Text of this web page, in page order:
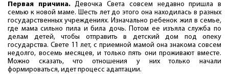
Первая причина.Девочка Света совсем недавно пришла в
семью к новой маме. Шесть лет до этого она находилась в разных
государственных учреждениях. Изначально ребенок жил в семье,
где мама сильно пила и била дочь. Потом ее изъяла служба по
делам детей, чтобы отправить в детский дом под опеку
государства. Свете 11 лет, с приемной мамой она знакома совсем
недолго, восемь месяцев, и только пять они проживают вместе.
Можно сказать, что отношения у них только начали
формироваться, идет процесс адаптации.